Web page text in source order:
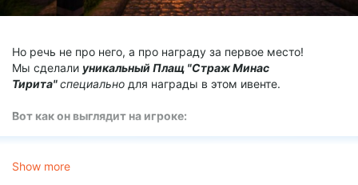
Но речь не про него, а про награду за первое место!
Мы сделали уникальный Плащ "Страж Минас
Тирита"специально для награды в этом ивенте.
Вот как он выглядит на игроке:
Show more